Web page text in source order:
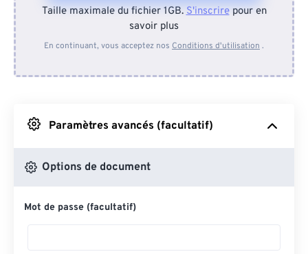
Depuis l'appareil
Depuis Google Drive
Depuis OneDrive
Depuis l'URL
Taille maximale du fichier 1GB.S'inscrirepour en
savoir plus
En continuant, vous acceptez nos Conditions d'utilisation .
Paramètres avancés (facultatif)
Options de document
Mot de passe (facultatif)